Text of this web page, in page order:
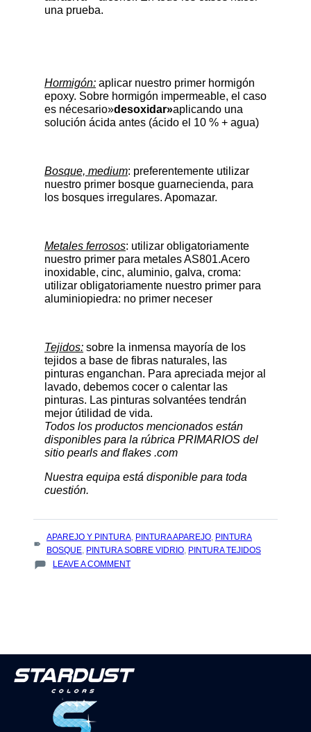
una prueba.
Hormigón: aplicar nuestro primer hormigón
epoxy. Sobre hormigón impermeable, el caso
es nécesario»desoxidar»aplicando una
solución ácida antes (ácido el 10 % + agua)
Bosque, medium: preferentemente utilizar
nuestro primer bosque guarnecienda, para
los bosques irregulares. Apomazar.
Metales ferrosos: utilizar obligatoriamente
nuestro primer para metales AS801.Acero
inoxidable, cinc, aluminio, galva, croma:
utilizar obligatoriamente nuestro primer para
aluminiopiedra: no primer neceser
Tejidos: sobre la inmensa mayoría de los
tejidos a base de fibras naturales, las
pinturas enganchan. Para apreciada mejor al
lavado, debemos cocer o calentar las
pinturas. Las pinturas solvantées tendrán
mejor útilidad de vida.
Todos los productos mencionados están
disponibles para la rúbrica PRIMARIOS del
sitio pearls and flakes .com
Nuestra equipa está disponible para toda
cuestión.
TAGS
:
APAREJO Y PINTURA, PINTURA APAREJO, PINTURA
BOSQUE, PINTURA SOBRE VIDRIO, PINTURA TEJIDOS
LEAVE A COMMENTON
METAL,
PLÁSTICO,